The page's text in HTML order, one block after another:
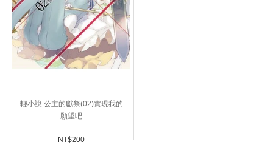
輕小說 公主的獻祭(02)實現我的
願望吧
NT$200